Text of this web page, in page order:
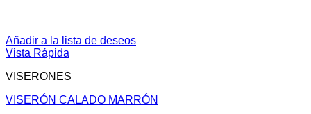
Añadir a la lista de deseos
Vista Rápida
VISERONES
VISERÓN CALADO MARRÓN